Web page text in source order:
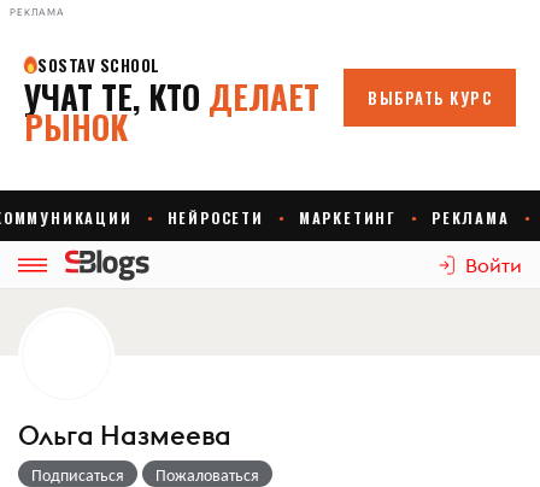
РЕКЛАМА
Войти
Ольга Назмеева
Подписаться Пожаловаться